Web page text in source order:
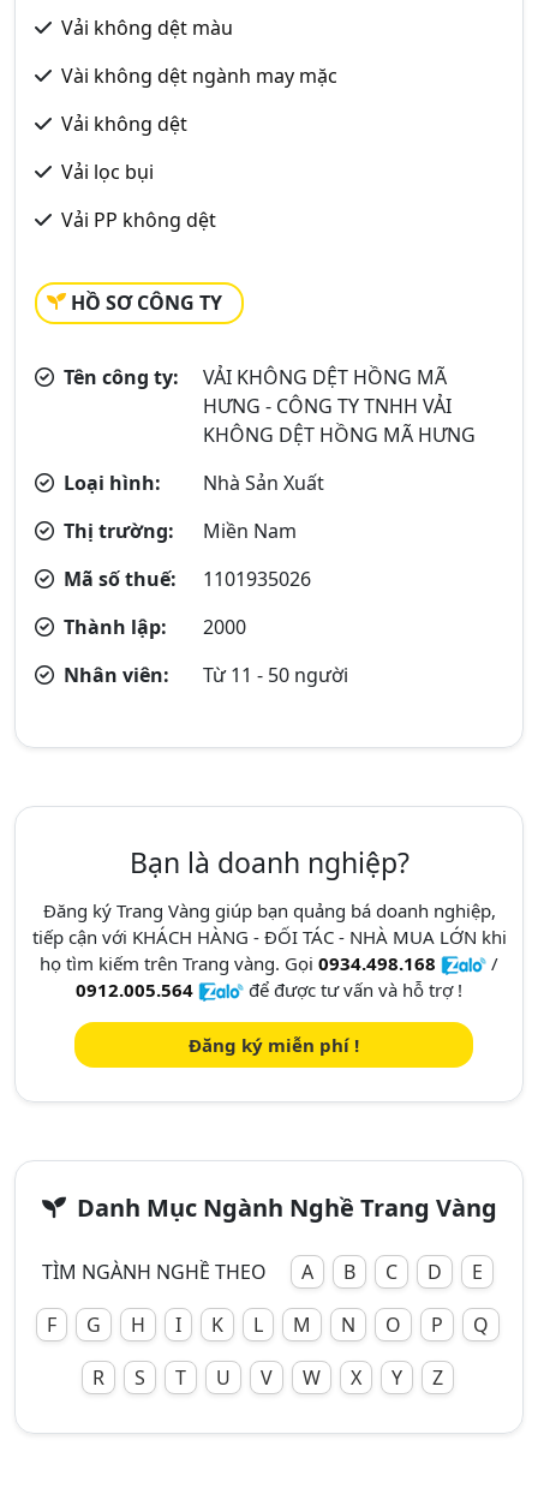
Vải không dệt màu
Vài không dệt ngành may mặc
Vải không dệt
Vải lọc bụi
Vải PP không dệt
HỒ SƠ CÔNG TY
Tên công ty:
VẢI KHÔNG DỆT HỒNG MÃ
HƯNG - CÔNG TY TNHH VẢI
KHÔNG DỆT HỒNG MÃ HƯNG
Loại hình:
Nhà Sản Xuất
Thị trường:
Miền Nam
Mã số thuế:
1101935026
Thành lập:
2000
Nhân viên:
Từ 11 - 50 người
Bạn là doanh nghiệp?
Đăng ký Trang Vàng giúp bạn quảng bá doanh nghiệp,
tiếp cận với KHÁCH HÀNG - ĐỐI TÁC - NHÀ MUA LỚN khi
họ tìm kiếm trên Trang vàng. Gọi 0934.498.168
/
0912.005.564
để được tư vấn và hỗ trợ !
Đăng ký miễn phí !
Danh Mục Ngành Nghề Trang Vàng
TÌM NGÀNH NGHỀ THEO A B C D
E
F
G H I K L M N O P
Q
R
S T U V W X Y Z